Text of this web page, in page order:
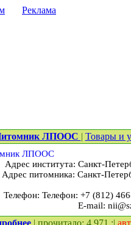
Реклама
ЛПООС | Товары и
Адрес института: Санкт-
Адрес питомника: Санкт-
Телефон: Телефон: +7 (812)
E-mail:
| прочитало: 4 971 :|